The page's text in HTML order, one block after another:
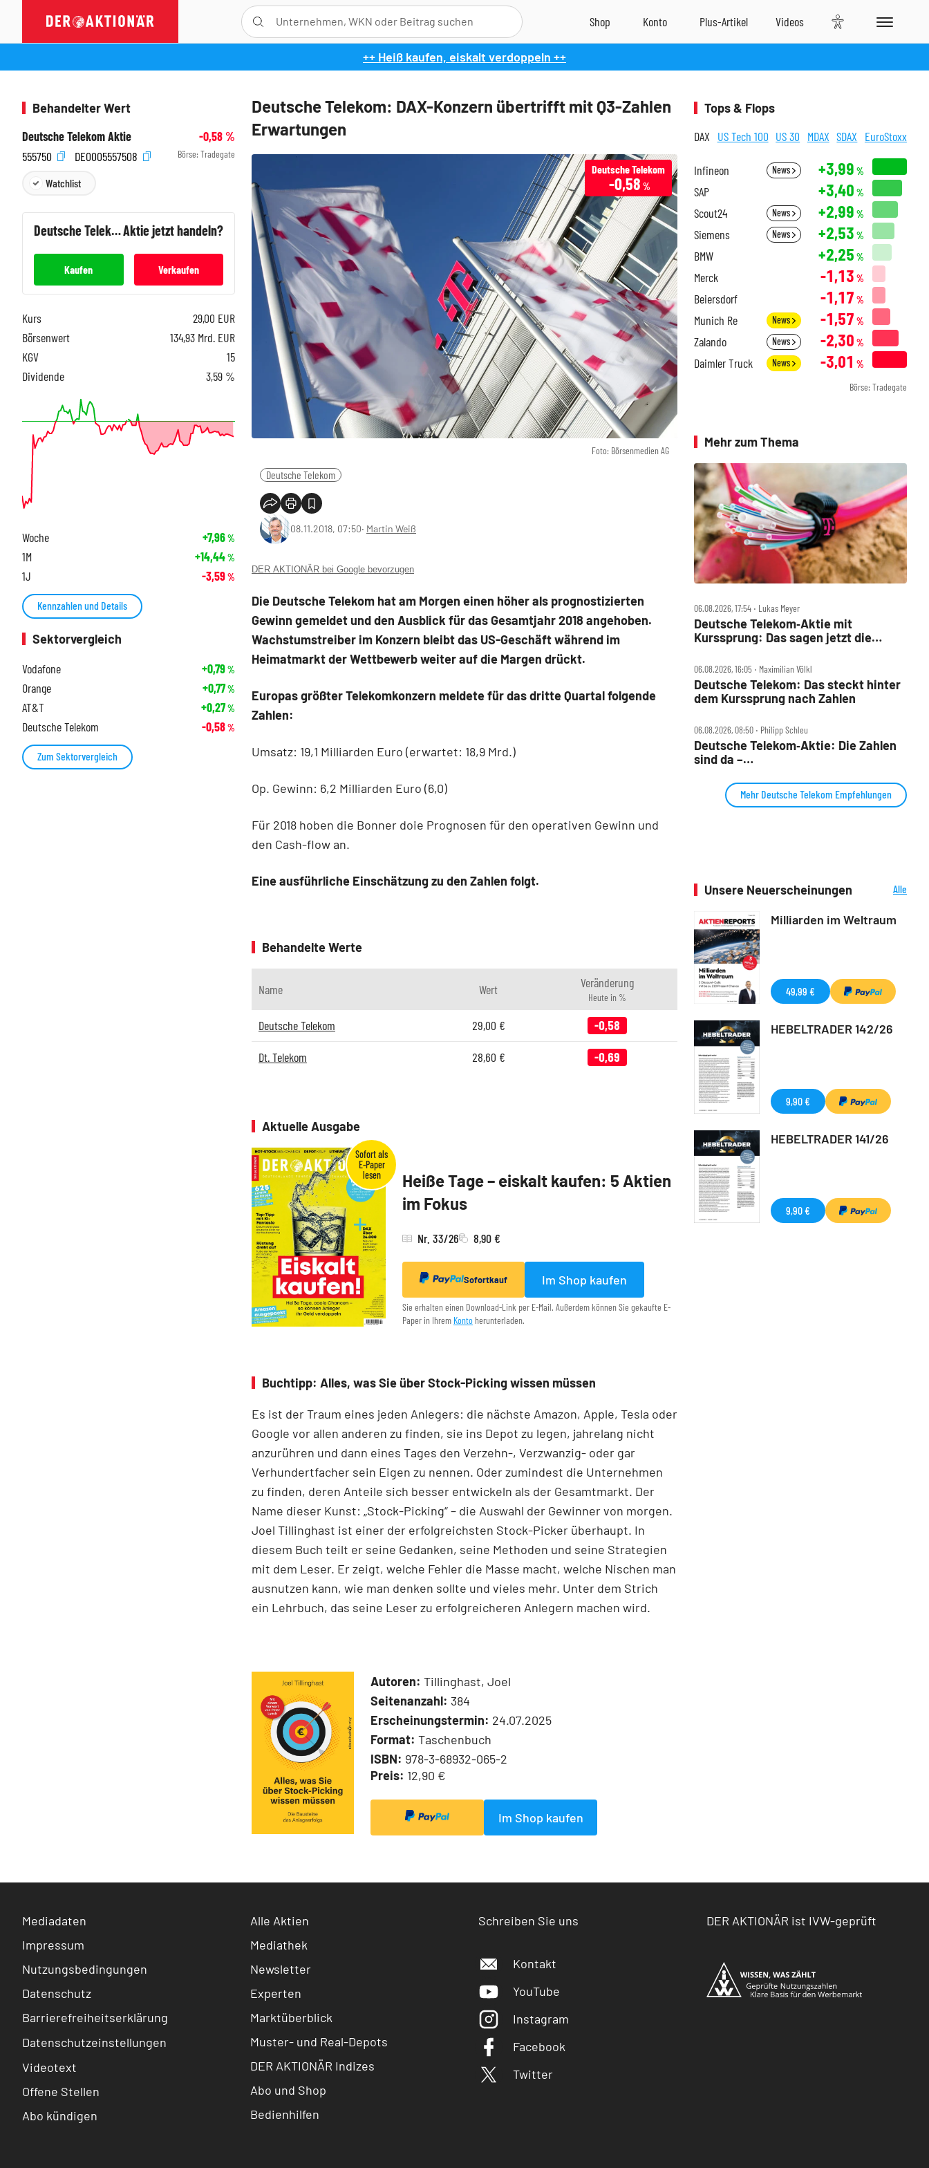
++ Heiß kaufen, eiskalt verdoppeln ++
Deutsche Telekom: DAX-Konzern übertrifft mit Q3-Zahlen
Erwartungen
Foto: Börsenmedien AG
Deutsche Telekom
-0,58 %
Deutsche Telekom
08.11.2018, 07:50‧ Martin Weiß
DER AKTIONÄR bei Google bevorzugen
Die Deutsche Telekom hat am Morgen einen höher als prognostizierten
Gewinn gemeldet und den Ausblick für das Gesamtjahr 2018 angehoben.
Wachstumstreiber im Konzern bleibt das US-Geschäft während im
Heimatmarkt der Wettbewerb weiter auf die Margen drückt.
Europas größter Telekomkonzern meldete für das dritte Quartal folgende
Zahlen:
Umsatz: 19,1 Milliarden Euro (erwartet: 18,9 Mrd.)
Op. Gewinn: 6,2 Milliarden Euro (6,0)
Für 2018 hoben die Bonner doie Prognosen für den operativen Gewinn und
den Cash-flow an.
Eine ausführliche Einschätzung zu den Zahlen folgt.
Behandelte Werte
Name Wert Veränderung
Heute in %
Deutsche Telekom 29,00 € -0,58
Dt. Telekom 28,60 € -0,69
Aktuelle Ausgabe
Heiße Tage – eiskalt kaufen: 5 Aktien
im Fokus
Nr. 33/26 8,90 €
Sofortkauf Im Shop kaufen
Sie erhalten einen Download-Link per E-Mail. Außerdem können Sie gekaufte E-
Paper in Ihrem Konto herunterladen.
Buchtipp: Alles, was Sie über Stock-Picking wissen müssen
Es ist der Traum eines jeden Anlegers: die nächste Amazon, Apple, Tesla oder
Google vor allen anderen zu finden, sie ins Depot zu legen, jahrelang nicht
anzurühren und dann eines Tages den Verzehn-, Verzwanzig- oder gar
Verhundertfacher sein Eigen zu nennen. Oder zumindest die Unternehmen
zu finden, deren Anteile sich besser entwickeln als der Gesamtmarkt. Der
Name dieser Kunst: „Stock-Picking“ – die Auswahl der Gewinner von morgen.
Joel Tillinghast ist einer der erfolgreichsten Stock-Picker überhaupt. In
diesem Buch teilt er seine Gedanken, seine Methoden und seine Strategien
mit dem Leser. Er zeigt, welche Fehler die Masse macht, welche Nischen man
ausnutzen kann, wie man denken sollte und vieles mehr. Unter dem Strich
ein Lehrbuch, das seine Leser zu erfolgreicheren Anlegern machen wird.
Autoren: Tillinghast, Joel
Seitenanzahl: 384
Erscheinungstermin: 24.07.2025
Format: Taschenbuch
ISBN: 978-3-68932-065-2
Preis: 12,90 €
Im Shop kaufen
Behandelter Wert
Deutsche Telekom Aktie
-0,58%
555750
DE0005557508 Börse: Tradegate
Watchlist
Deutsche TelekomAktie jetzt handeln?
Kaufen Verkaufen
Kurs 29,00 EUR
Börsenwert
134,93 Mrd. EUR
KGV
15
Dividende
3,59 %
Woche +7,96%
1M +14,44%
1J -3,59%
Kennzahlen und Details
Sektorvergleich
Vodafone
+0,79%
Orange +0,77%
AT&T +0,27%
Deutsche Telekom -0,58%
Zum Sektorvergleich
Tops & Flops
DAX US Tech 100 US 30 MDAX SDAX EuroStoxx
Infineon News +3,99 %
SAP +3,40 %
Scout24 News +2,99 %
Siemens News +2,53 %
BMW +2,25 %
Merck -1,13 %
Beiersdorf -1,17 %
Munich Re News -1,57 %
Zalando News -2,30 %
Daimler Truck News -3,01 %
Börse: Tradegate
Mehr zum Thema
06.08.2026, 17:54 ‧ Lukas Meyer
Deutsche Telekom‑Aktie mit
Kurssprung: Das sagen jetzt die
06.08.2026, 16:05 ‧ Maximilian Völkl
Deutsche Telekom: Das steckt hinter
dem Kurssprung nach Zahlen
06.08.2026, 08:50 ‧ Philipp Schleu
Deutsche Telekom‑Aktie: Die Zahlen
sind da –
Mehr Deutsche Telekom Empfehlungen
Unsere Neuerscheinungen
Alle
Milliarden im Weltraum
49,99 €
HEBELTRADER 142/26
9,90 €
HEBELTRADER 141/26
9,90 €
Mediadaten
Impressum
Nutzungsbedingungen
Datenschutz
Barrierefreiheitserklärung
Datenschutzeinstellungen
Videotext
Offene Stellen
Abo kündigen
Alle Aktien
Mediathek
Newsletter
Experten
Marktüberblick
Muster- und Real-Depots
DER AKTIONÄR Indizes
Abo und Shop
Bedienhilfen
Schreiben Sie uns
Kontakt
YouTube
Instagram
Facebook
Twitter
DER AKTIONÄR ist IVW-geprüft